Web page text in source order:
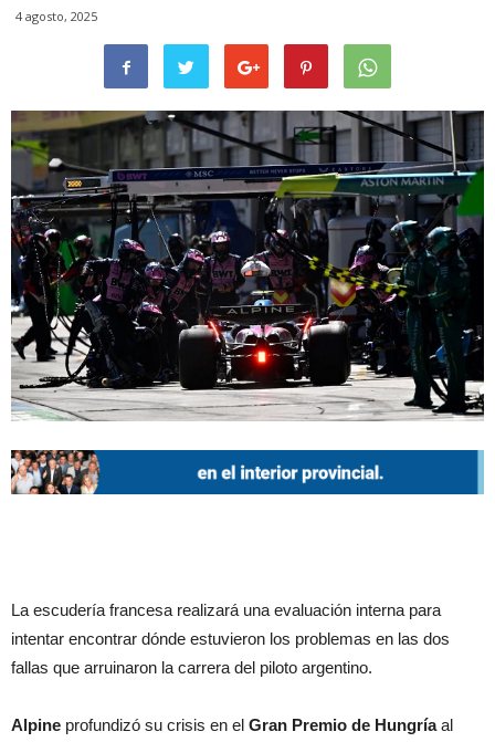
4 agosto, 2025
La escudería francesa realizará una evaluación interna para
intentar encontrar dónde estuvieron los problemas en las dos
fallas que arruinaron la carrera del piloto argentino.
Alpine profundizó su crisis en el Gran Premio de Hungríaal